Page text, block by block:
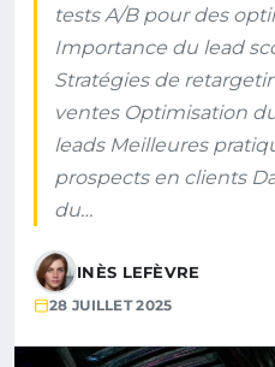
tests A/B pour des
Importance du lead
Stratégies de
ventes Optimisation
leads Meilleures
prospects en clients
du…
INÈS LEFÈVRE
28 JUILLET 2025